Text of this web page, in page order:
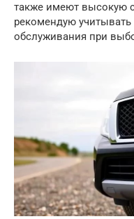
также имеют высокую
рекомендую
обслуживания при